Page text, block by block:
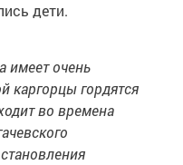
дети.
имеет очень
каргорцы гордятся
во времена